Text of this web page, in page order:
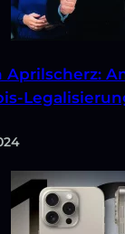
Aprilscherz: